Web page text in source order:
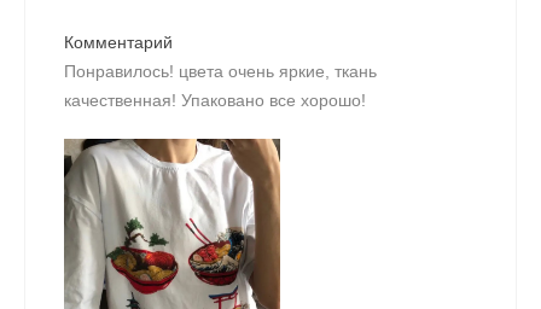
Комментарий
Понравилось! цвета очень яркие, ткань
качественная! Упаковано все хорошо!